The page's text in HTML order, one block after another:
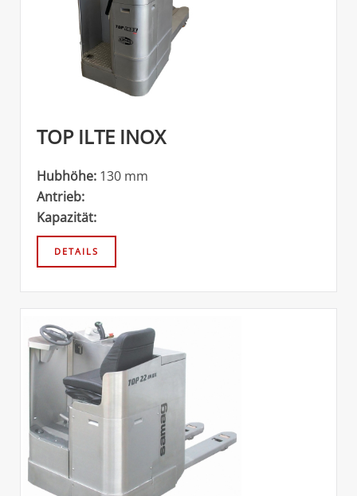
TOP ILTE INOX
Hubhöhe: 130 mm
Antrieb:
Kapazität: